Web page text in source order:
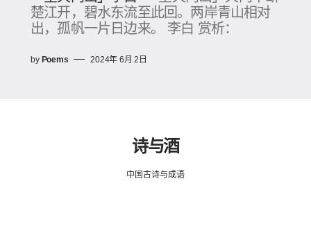
楚江开，碧水东流至此回。两岸青山相对
出，孤帆一片日边来。 李白 赏析：
by Poems 2024年 6月 2日
诗与酒
中国古诗与成语